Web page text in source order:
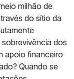
milhão de
do sítio da
dos
apoio financeiro
Quando se